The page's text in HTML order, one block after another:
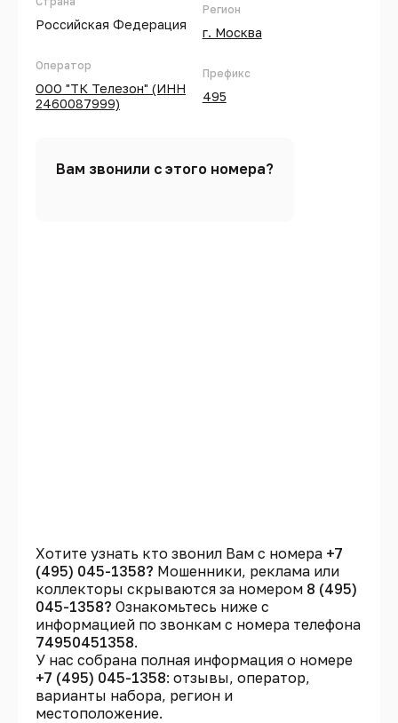
Российская Федерация
Оператор
ООО "ТК Телезон" (ИНН
2460087999)
Регион
г. Москва
Префикс
495
Вам звонили с этого номера?
Хотите узнать кто звонил Вам с номера +7
(495) 045-1358? Мошенники, реклама или
коллекторы скрываются за номером 8 (495)
045-1358? Ознакомьтесь ниже с
информацией по звонкам с номера телефона
74950451358.
У нас собрана полная информация о номере
+7 (495) 045-1358: отзывы, оператор,
варианты набора, регион и
местоположение.